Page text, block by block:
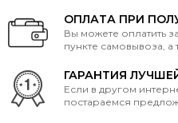
ОПЛАТА ПРИ
Вы можете оплатить
пункте самовывоза, а
ГАРАНТИЯ
Если в другом
постараемся